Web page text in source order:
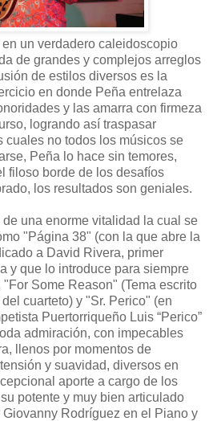
un verdadero caleidoscopio
de grandes y complejos arreglos
de estilos diversos es la
en donde Peña entrelaza
y las amarra con firmeza
logrando así traspasar
cuales no todos los músicos se
Peña lo hace sin temores,
filoso borde de los desafíos
los resultados son geniales.
una enorme vitalidad la cual se
"Página 38" (con la que abre la
a David Rivera, primer
y que lo introduce para siempre
Some Reason" (Tema escrito
cuarteto) y "Sr. Perico" (en
Puertorriqueño Luis “Perico”
admiración, con impecables
llenos por momentos de
y suavidad, diversos en
aporte a cargo de los
potente y muy bien articulado
Rodríguez en el Piano y